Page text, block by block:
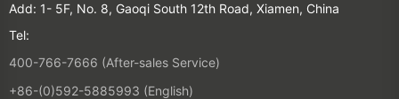
Add: 1- 5F, No. 8, Gaoqi South 12th Road, Xiamen, China
Tel:
400-766-7666 (After-sales Service)
+86-(0)592-5885993 (English)